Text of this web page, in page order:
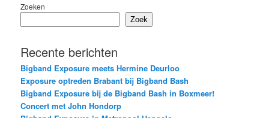
Zoeken
Zoek
Recente berichten
Bigband Exposure meets Hermine Deurloo
Exposure optreden Brabant bij Bigband Bash
Bigband Exposure bij de Bigband Bash in Boxmeer!
Concert met John Hondorp